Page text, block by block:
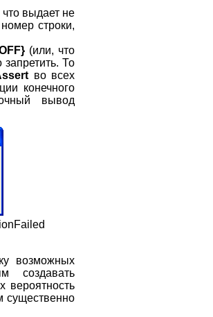
выдает не
строки,
(или, что
То
во всех
конечного
вывод
возможных
создавать
вероятность
существенно